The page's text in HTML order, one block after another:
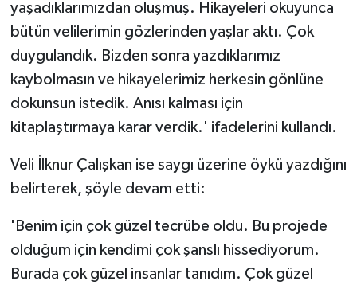
yaşadıklarımızdan oluşmuş. Hikayeleri okuyunca
bütün velilerimin gözlerinden yaşlar aktı. Çok
duygulandık. Bizden sonra yazdıklarımız
kaybolmasın ve hikayelerimiz herkesin gönlüne
dokunsun istedik. Anısı kalması için
kitaplaştırmaya karar verdik.' ifadelerini kullandı.
Veli İlknur Çalışkan ise saygı üzerine öykü yazdığını
belirterek, şöyle devam etti:
'Benim için çok güzel tecrübe oldu. Bu projede
olduğum için kendimi çok şanslı hissediyorum.
Burada çok güzel insanlar tanıdım. Çok güzel